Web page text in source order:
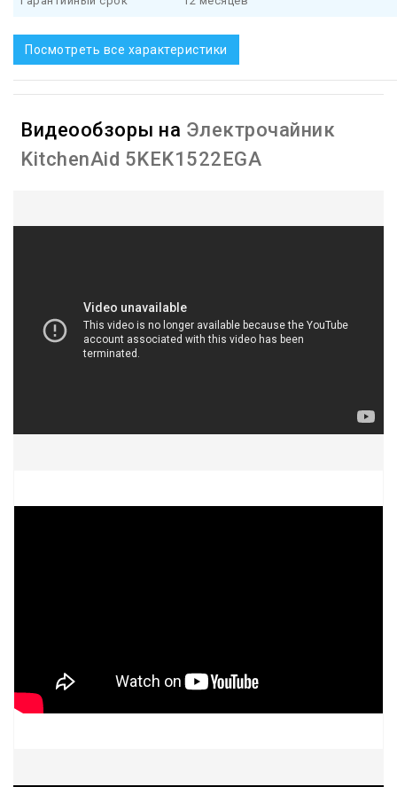
Посмотреть все характеристики
Видеообзоры на Электрочайник
KitchenAid 5KEK1522EGA